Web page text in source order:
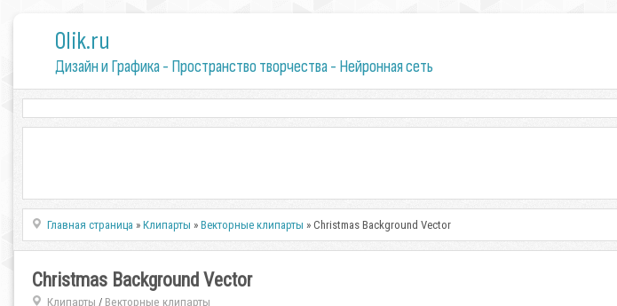
0lik.ru
Дизайн и Графика - Пространство творчества - Нейронная сеть
Главная страница »Клипарты »Векторные клипарты » Christmas Background Vector
Christmas Background Vector
Клипарты / Векторные клипарты